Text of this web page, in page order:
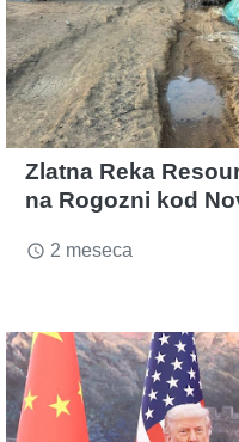
Zlatna Reka
na Rogozni kod
access_time 2 meseca